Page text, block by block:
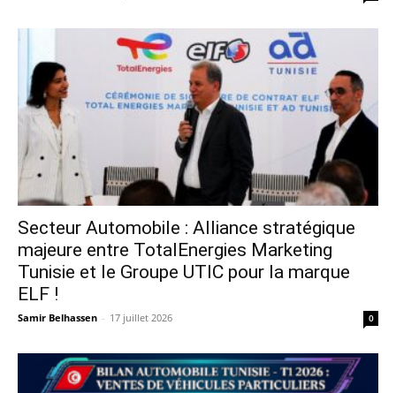
Secteur Automobile : Alliance stratégique
majeure entre TotalEnergies Marketing
Tunisie et le Groupe UTIC pour la marque
ELF !
Samir Belhassen - 17 juillet 2026 0